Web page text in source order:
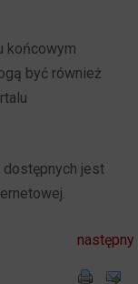
końcowym
być również
jest
następny